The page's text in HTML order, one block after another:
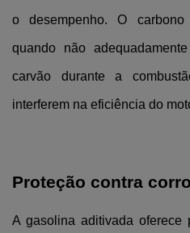
o desempenho. O
quando não
carvão durante a
interferem na eficiência do
Proteção contra
A gasolina aditivada oferece